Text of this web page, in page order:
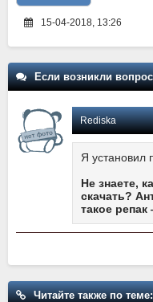
15-04-2018, 13:26
Если возникли
Rediska
Я установил
Не знаете,
скачать?
такое
Читайте также по теме: